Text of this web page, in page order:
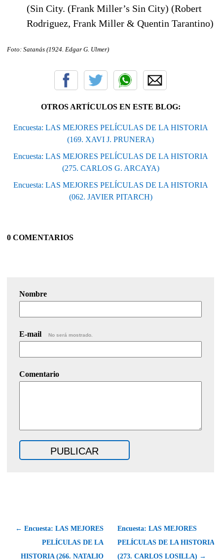
(Sin City. (Frank Miller’s Sin City) (Robert
Rodriguez, Frank Miller & Quentin Tarantino)
Foto: Satanás (1924. Edgar G. Ulmer)
OTROS ARTÍCULOS EN ESTE BLOG:
Encuesta: LAS MEJORES PELÍCULAS DE LA HISTORIA
(169. XAVI J. PRUNERA)
Encuesta: LAS MEJORES PELÍCULAS DE LA HISTORIA
(275. CARLOS G. ARCAYA)
Encuesta: LAS MEJORES PELÍCULAS DE LA HISTORIA
(062. JAVIER PITARCH)
0 COMENTARIOS
Nombre
E-mail No será mostrado.
Comentario
← Encuesta: LAS MEJORES
PELÍCULAS DE LA
HISTORIA (266. NATALIO
Encuesta: LAS MEJORES
PELÍCULAS DE LA HISTORIA
(273. CARLOS LOSILLA) →